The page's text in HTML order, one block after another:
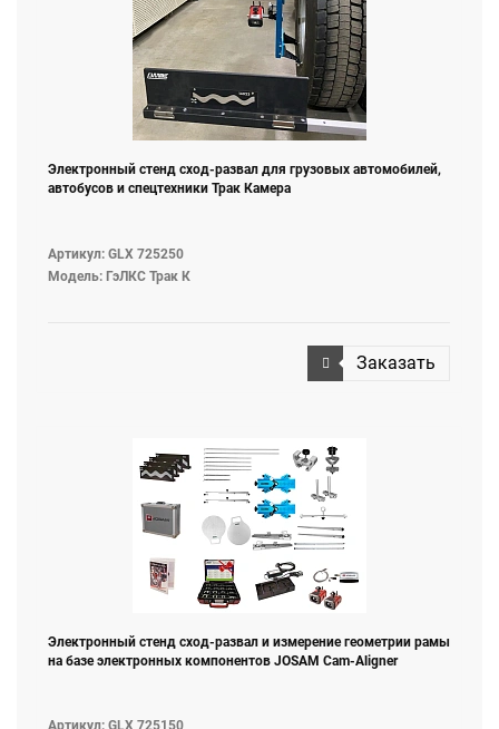
Электронный стенд сход-развал для грузовых автомобилей,
автобусов и спецтехники Трак Камера
Артикул: GLX 725250
Модель: ГэЛКС Трак К
Заказать
Электронный стенд сход-развал и измерение геометрии рамы
на базе электронных компонентов JOSAM Cam-Aligner
Артикул: GLX 725150